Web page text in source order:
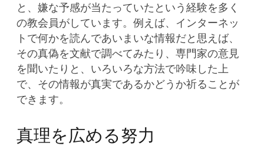
と、嫌な予感が当たっていたという経験を多く
の教会員がしています。例えば、インターネッ
トで何かを読んであいまいな情報だと思えば、
その真偽を文献で調べてみたり、専門家の意見
を聞いたりと、いろいろな方法で吟味した上
で、その情報が真実であるかどうか祈ることが
できます。
真理を広める努力